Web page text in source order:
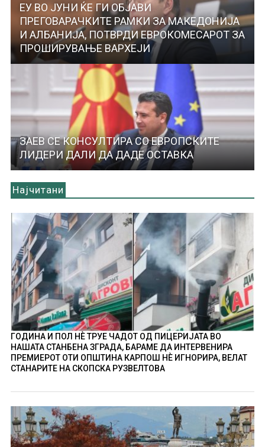
ЕУ ВО ЈУНИ ЌЕ ГИ ОБЈАВИ
ПРЕГОВАРАЧКИТЕ РАМКИ ЗА МАКЕДОНИЈА
И АЛБАНИЈА, ПОТВРДИ ЕВРОКОМЕСАРОТ ЗА
ПРОШИРУВАЊЕ ВАРХЕЈИ
ЗАЕВ СЕ КОНСУЛТИРА СО ЕВРОПСКИТЕ
ЛИДЕРИ ДАЛИ ДА ДАДЕ ОСТАВКА
Најчитани
ГОДИНА И ПОЛ НÈ ТРУЕ ЧАДОТ ОД ПИЦЕРИЈАТА ВО
НАШАТА СТАНБЕНА ЗГРАДА, БАРАМЕ ДА ИНТЕРВЕНИРА
ПРЕМИЕРОТ ОТИ ОПШТИНА КАРПОШ НÈ ИГНОРИРА, ВЕЛАТ
СТАНАРИТЕ НА СКОПСКА РУЗВЕЛТОВА